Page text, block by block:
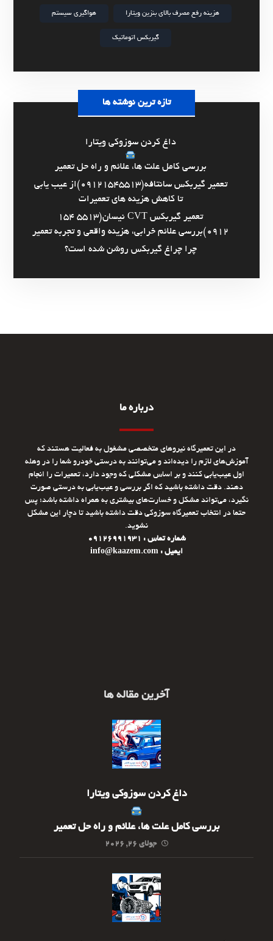
هزینه رفع مصرف بالای بنزین ویتارا هواگیری سیستم
گیربکس اتوماتیک
تازه ترین نوشته ها
داغ کردن سوزوکی ویتارا
بررسی کامل علت ها، علائم و راه حل تعمیر
تعمیر گیربکس سانتافه(09121545513)از عیب یابی
تا کاهش هزینه های تعمیرات
تعمیر گیربکس CVT نیسان(5513 154
0912)بررسی علائم خرابی، هزینه واقعی و تجربه تعمیر
چرا چراغ گیربکس روشن شده است؟
درباره ما
در این تعمیرگاه نیروهای متخصصی مشغول به فعالیت هستند که
آموزش‌های لازم را دیده‌اند و می‌توانند به درستی خودرو شما را در وهله
اول عیب‌یابی کنند و بر اساس مشکلی که وجود دارد، تعمیرات را انجام
دهند. دقت داشته باشید که اگر بررسی و عیب‌یابی به درستی صورت
نگیرد، می‌تواند مشکل و خسارت‌های بیشتری به همراه داشته باشد؛ پس
حتما در انتخاب تعمیرگاه سوزوکی دقت داشته باشید تا دچار این مشکل
نشوید.
شماره تماس : 09126991931
ایمیل : info@kaazem.com
آخرین مقاله ها
داغ کردن سوزوکی ویتارا
بررسی کامل علت ها، علائم و راه حل تعمیر
جولای ۲۶, ۲۰۲۶